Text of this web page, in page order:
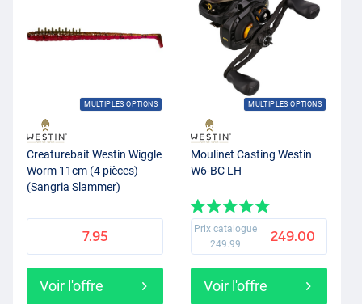
MULTIPLES OPTIONS
Creaturebait Westin Wiggle
Worm 11cm (4 pièces)
(Sangria Slammer)
7.95
Voir l'offre
MULTIPLES OPTIONS
Moulinet Casting Westin
W6-BC LH
Prix catalogue
249.99
249.00
Voir l'offre